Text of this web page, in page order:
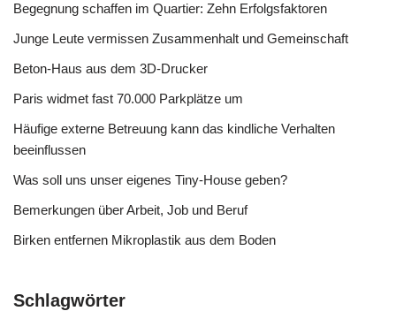
Begegnung schaffen im Quartier: Zehn Erfolgsfaktoren
Junge Leute vermissen Zusammenhalt und Gemeinschaft
Beton-Haus aus dem 3D-Drucker
Paris widmet fast 70.000 Parkplätze um
Häufige externe Betreuung kann das kindliche Verhalten
beeinflussen
Was soll uns unser eigenes Tiny-House geben?
Bemerkungen über Arbeit, Job und Beruf
Birken entfernen Mikroplastik aus dem Boden
Schlagwörter